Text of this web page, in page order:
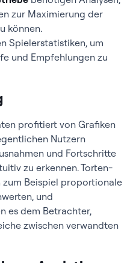
zur Maximierung der
können.
Spielerstatistiken, um
und Empfehlungen zu
profitiert von Grafiken
Nutzern
und Fortschritte
zu erkennen. Torten-
Beispiel proportionale
und
es dem Betrachter,
zwischen verwandten